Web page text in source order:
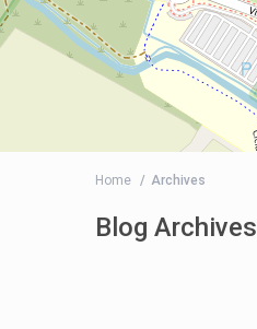
Home Archives
Blog Archives